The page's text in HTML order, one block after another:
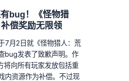
bug！《怪物猎
偿奖励无限领
7月2日就《怪物猎人：荒
bug发表了致歉声明。作
将向所有玩家发放包括重
内资源作为补偿。不过现